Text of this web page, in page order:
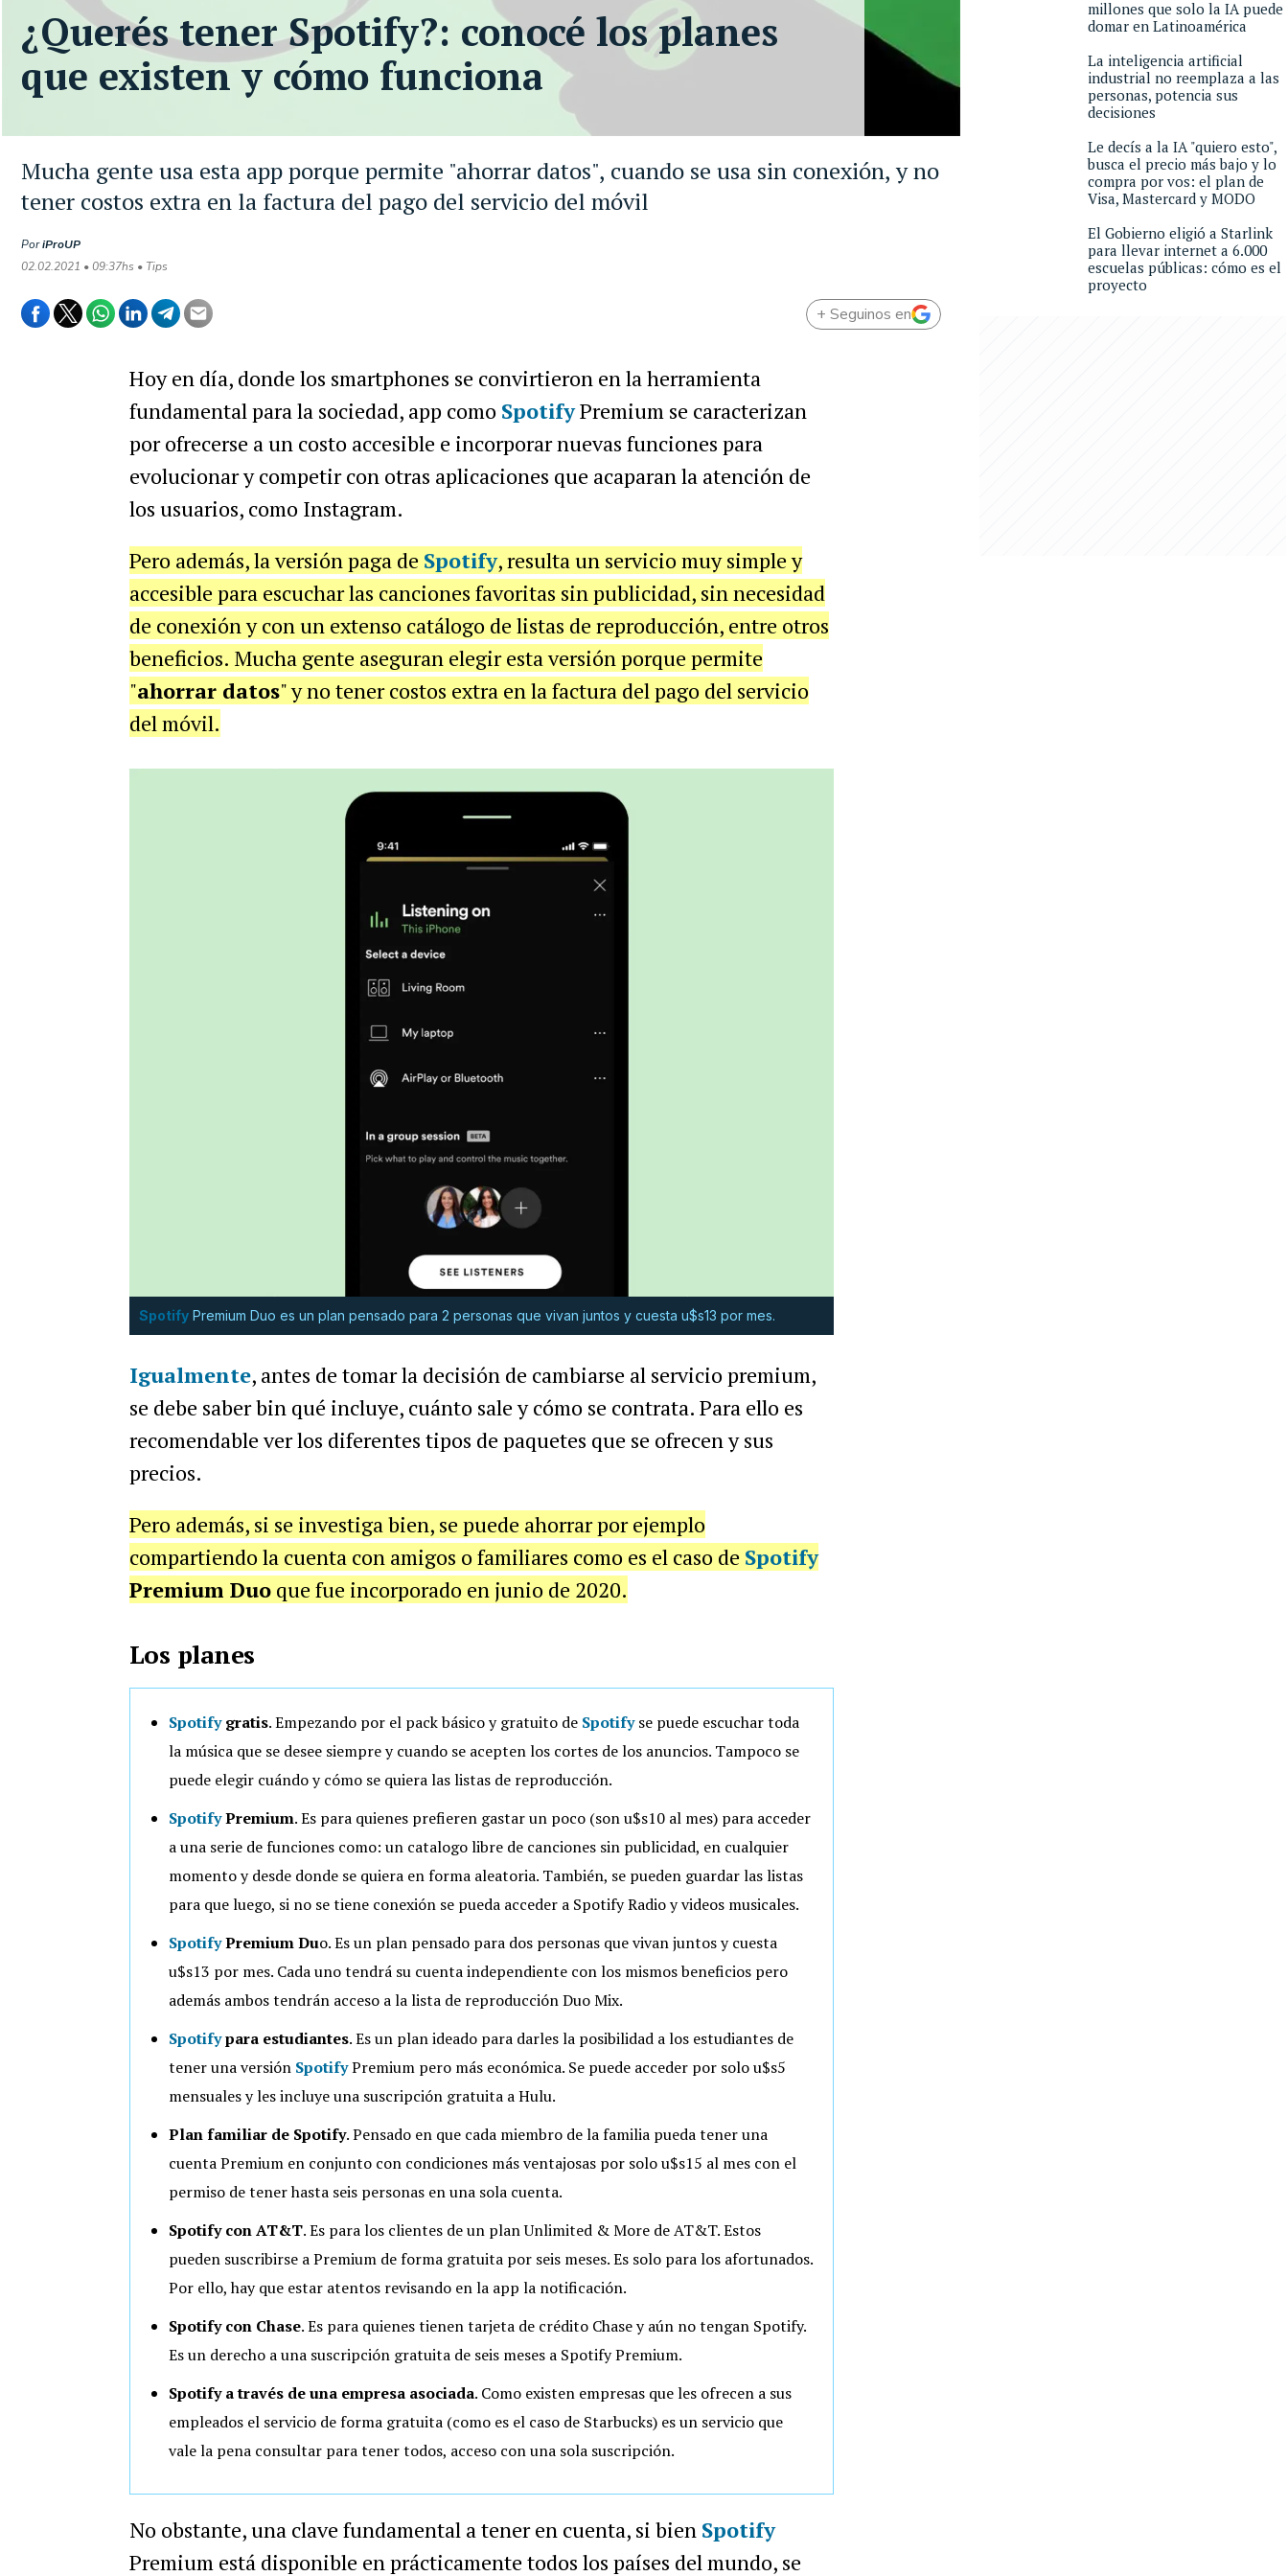
Mucha gente usa esta app porque permite "ahorrar datos", cuando se usa sin conexión, y no
tener costos extra en la factura del pago del servicio del móvil
PoriProUP
02.02.2021 • 09:37hs • Tips
¿Querés tener Spotify?: conocé los planes
que existen y cómo funciona
+ Seguinos en
Hoy en día, donde los smartphones se convirtieron en la herramienta
fundamental para la sociedad, app como SpotifyPremium se caracterizan
por ofrecerse a un costo accesible e incorporar nuevas funciones para
evolucionar y competir con otras aplicaciones que acaparan la atención de
los usuarios, como Instagram.
Pero además, la versión paga de Spotify, resulta un servicio muy simple y
accesible para escuchar las canciones favoritas sin publicidad, sin necesidad
de conexión y con un extenso catálogo de listas de reproducción, entre otros
beneficios. Mucha gente aseguran elegir esta versión porque permite
"ahorrar datos" y no tener costos extra en la factura del pago del servicio
del móvil.
SpotifyPremium Duo es un plan pensado para 2 personas que vivan juntos y cuesta u$s13 por mes.
Igualmente, antes de tomar la decisión de cambiarse al servicio premium,
se debe saber bin qué incluye, cuánto sale y cómo se contrata. Para ello es
recomendable ver los diferentes tipos de paquetes que se ofrecen y sus
precios.
Pero además, si se investiga bien, se puede ahorrar por ejemplo
compartiendo la cuenta con amigos o familiares como es el caso de Spotify
Premium Duoque fue incorporado en junio de 2020.
Los planes
Spotifygratis. Empezando por el pack básico y gratuito de Spotifyse puede escuchar toda
la música que se desee siempre y cuando se acepten los cortes de los anuncios. Tampoco se
puede elegir cuándo y cómo se quiera las listas de reproducción.
SpotifyPremium. Es para quienes prefieren gastar un poco (son u$s10 al mes) para acceder
a una serie de funciones como: un catalogo libre de canciones sin publicidad, en cualquier
momento y desde donde se quiera en forma aleatoria. También, se pueden guardar las listas
para que luego, si no se tiene conexión se pueda acceder a Spotify Radio y videos musicales.
SpotifyPremium Duo. Es un plan pensado para dos personas que vivan juntos y cuesta
u$s13 por mes. Cada uno tendrá su cuenta independiente con los mismos beneficios pero
además ambos tendrán acceso a la lista de reproducción Duo Mix.
Spotifypara estudiantes. Es un plan ideado para darles la posibilidad a los estudiantes de
tener una versión SpotifyPremium pero más económica. Se puede acceder por solo u$s5
mensuales y les incluye una suscripción gratuita a Hulu.
Plan familiar de Spotify. Pensado en que cada miembro de la familia pueda tener una
cuenta Premium en conjunto con condiciones más ventajosas por solo u$s15 al mes con el
permiso de tener hasta seis personas en una sola cuenta.
Spotify con AT&T. Es para los clientes de un plan Unlimited & More de AT&T. Estos
pueden suscribirse a Premium de forma gratuita por seis meses. Es solo para los afortunados.
Por ello, hay que estar atentos revisando en la app la notificación.
Spotify con Chase. Es para quienes tienen tarjeta de crédito Chase y aún no tengan Spotify.
Es un derecho a una suscripción gratuita de seis meses a Spotify Premium.
Spotify a través de una empresa asociada. Como existen empresas que les ofrecen a sus
empleados el servicio de forma gratuita (como es el caso de Starbucks) es un servicio que
vale la pena consultar para tener todos, acceso con una sola suscripción.
No obstante, una clave fundamental a tener en cuenta, si bien Spotify
Premium está disponible en prácticamente todos los países del mundo, se
millones que solo la IA puede
domar en Latinoamérica
La inteligencia artificial
industrial no reemplaza a las
personas, potencia sus
decisiones
Le decís a la IA "quiero esto",
busca el precio más bajo y lo
compra por vos: el plan de
Visa, Mastercard y MODO
El Gobierno eligió a Starlink
para llevar internet a 6.000
escuelas públicas: cómo es el
proyecto